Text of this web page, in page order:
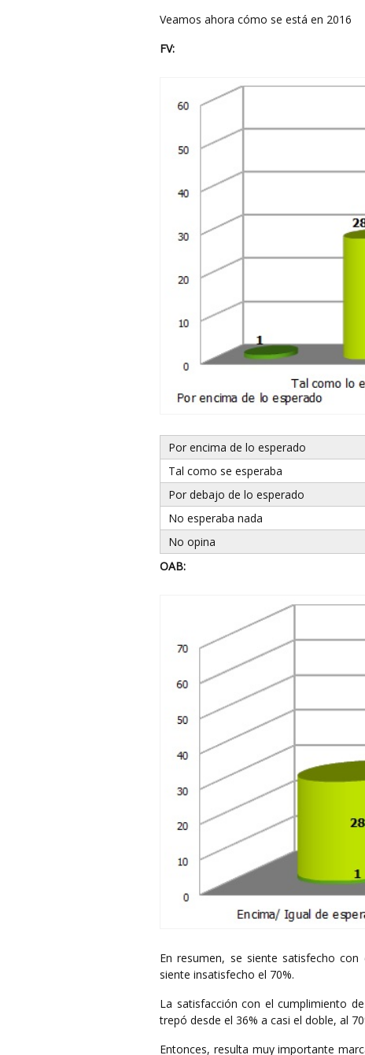
Veamos ahora cómo se está en 2016
FV:
Por encima de lo esperado
Tal como se esperaba
Por debajo de lo esperado
No esperaba nada
No opina
OAB:
En resumen, se siente satisfecho
siente insatisfecho el 70%.
La satisfacción con el cumplimiento
trepó desde el 36% a casi el doble, al
Entonces, resulta muy importante